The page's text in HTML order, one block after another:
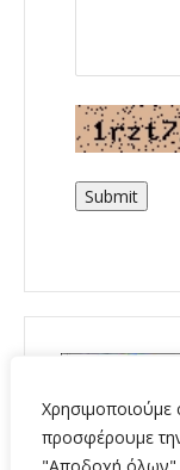
Χρησιμοποιούμε
προσφέρουμε την
Submit